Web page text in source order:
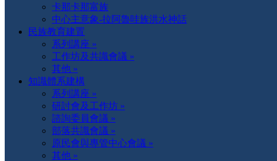
卡那卡那富族
中心主意象-拉阿魯哇族洪水神話
民族教育建置
系列講座 »
工作坊及共識會議 »
其他 »
知識體系建構
系列講座 »
研討會及工作坊 »
諮詢委員會議 »
部落共識會議 »
原民會與專管中心會議 »
其他 »